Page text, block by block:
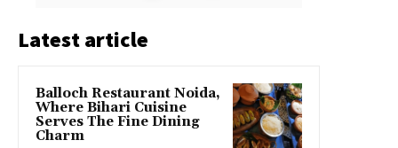
Latest article
Balloch Restaurant Noida,
Where Bihari Cuisine
Serves The Fine Dining
Charm